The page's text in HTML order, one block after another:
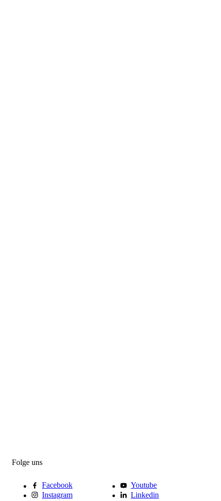
Folge uns
Facebook
Youtube
Instagram
Linkedin